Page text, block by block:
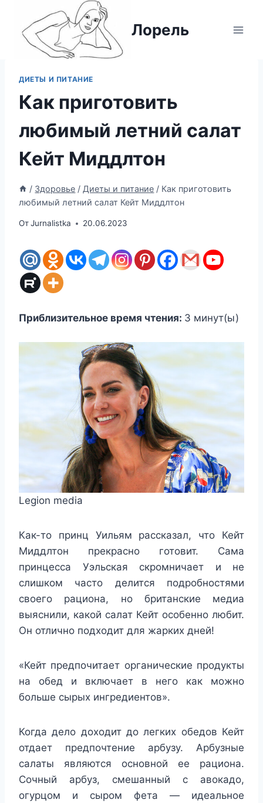
содержимому
Лорель
ДИЕТЫ И ПИТАНИЕ
Как приготовить
любимый летний салат
Кейт Миддлтон
/ Здоровье / Диеты и питание / Как приготовить
любимый летний салат Кейт Миддлтон
ОтJurnalistka 20.06.2023
Приблизительное время чтения: 3 минут(ы)
Legion media
Как-то принц Уильям рассказал, что Кейт
Миддлтон прекрасно готовит. Сама
принцесса Уэльская скромничает и не
слишком часто делится подробностями
своего рациона, но британские медиа
выяснили, какой салат Кейт особенно любит.
Он отлично подходит для жарких дней!
«Кейт предпочитает органические продукты
на обед и включает в него как можно
больше сырых ингредиентов».
Когда дело доходит до легких обедов Кейт
отдает предпочтение арбузу. Арбузные
салаты являются основной ее рациона.
Сочный арбуз, смешанный с авокадо,
огурцом и сыром фета — идеальное